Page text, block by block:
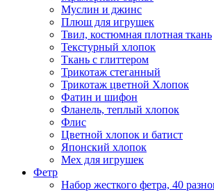
Муслин и джинс
Плюш для игрушек
Твил, костюмная плотная ткань
Текстурный хлопок
Ткань с глиттером
Трикотаж стеганный
Трикотаж цветной Хлопок
Фатин и шифон
Фланель, теплый хлопок
Флис
Цветной хлопок и батист
Японский хлопок
Мех для игрушек
Фетр
Набор жесткого фетра, 40